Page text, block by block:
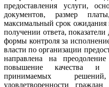
предоставления услуги,
документов, размер
максимальный срок ожидания
получении ответа,
формы контроля за
власти по организации
направлена на
повышение качества и
принимаемых
удовлетворенности